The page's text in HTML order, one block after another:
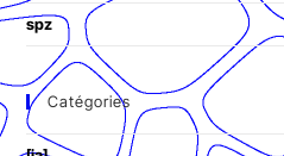
spz
Catégories